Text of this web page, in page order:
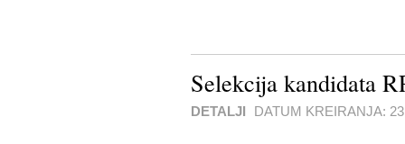
Selekcija kandidata
DETALJI DATUM KREIRANJA: